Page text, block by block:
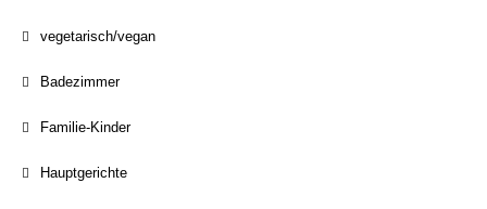
vegetarisch/vegan
Badezimmer
Familie-Kinder
Hauptgerichte